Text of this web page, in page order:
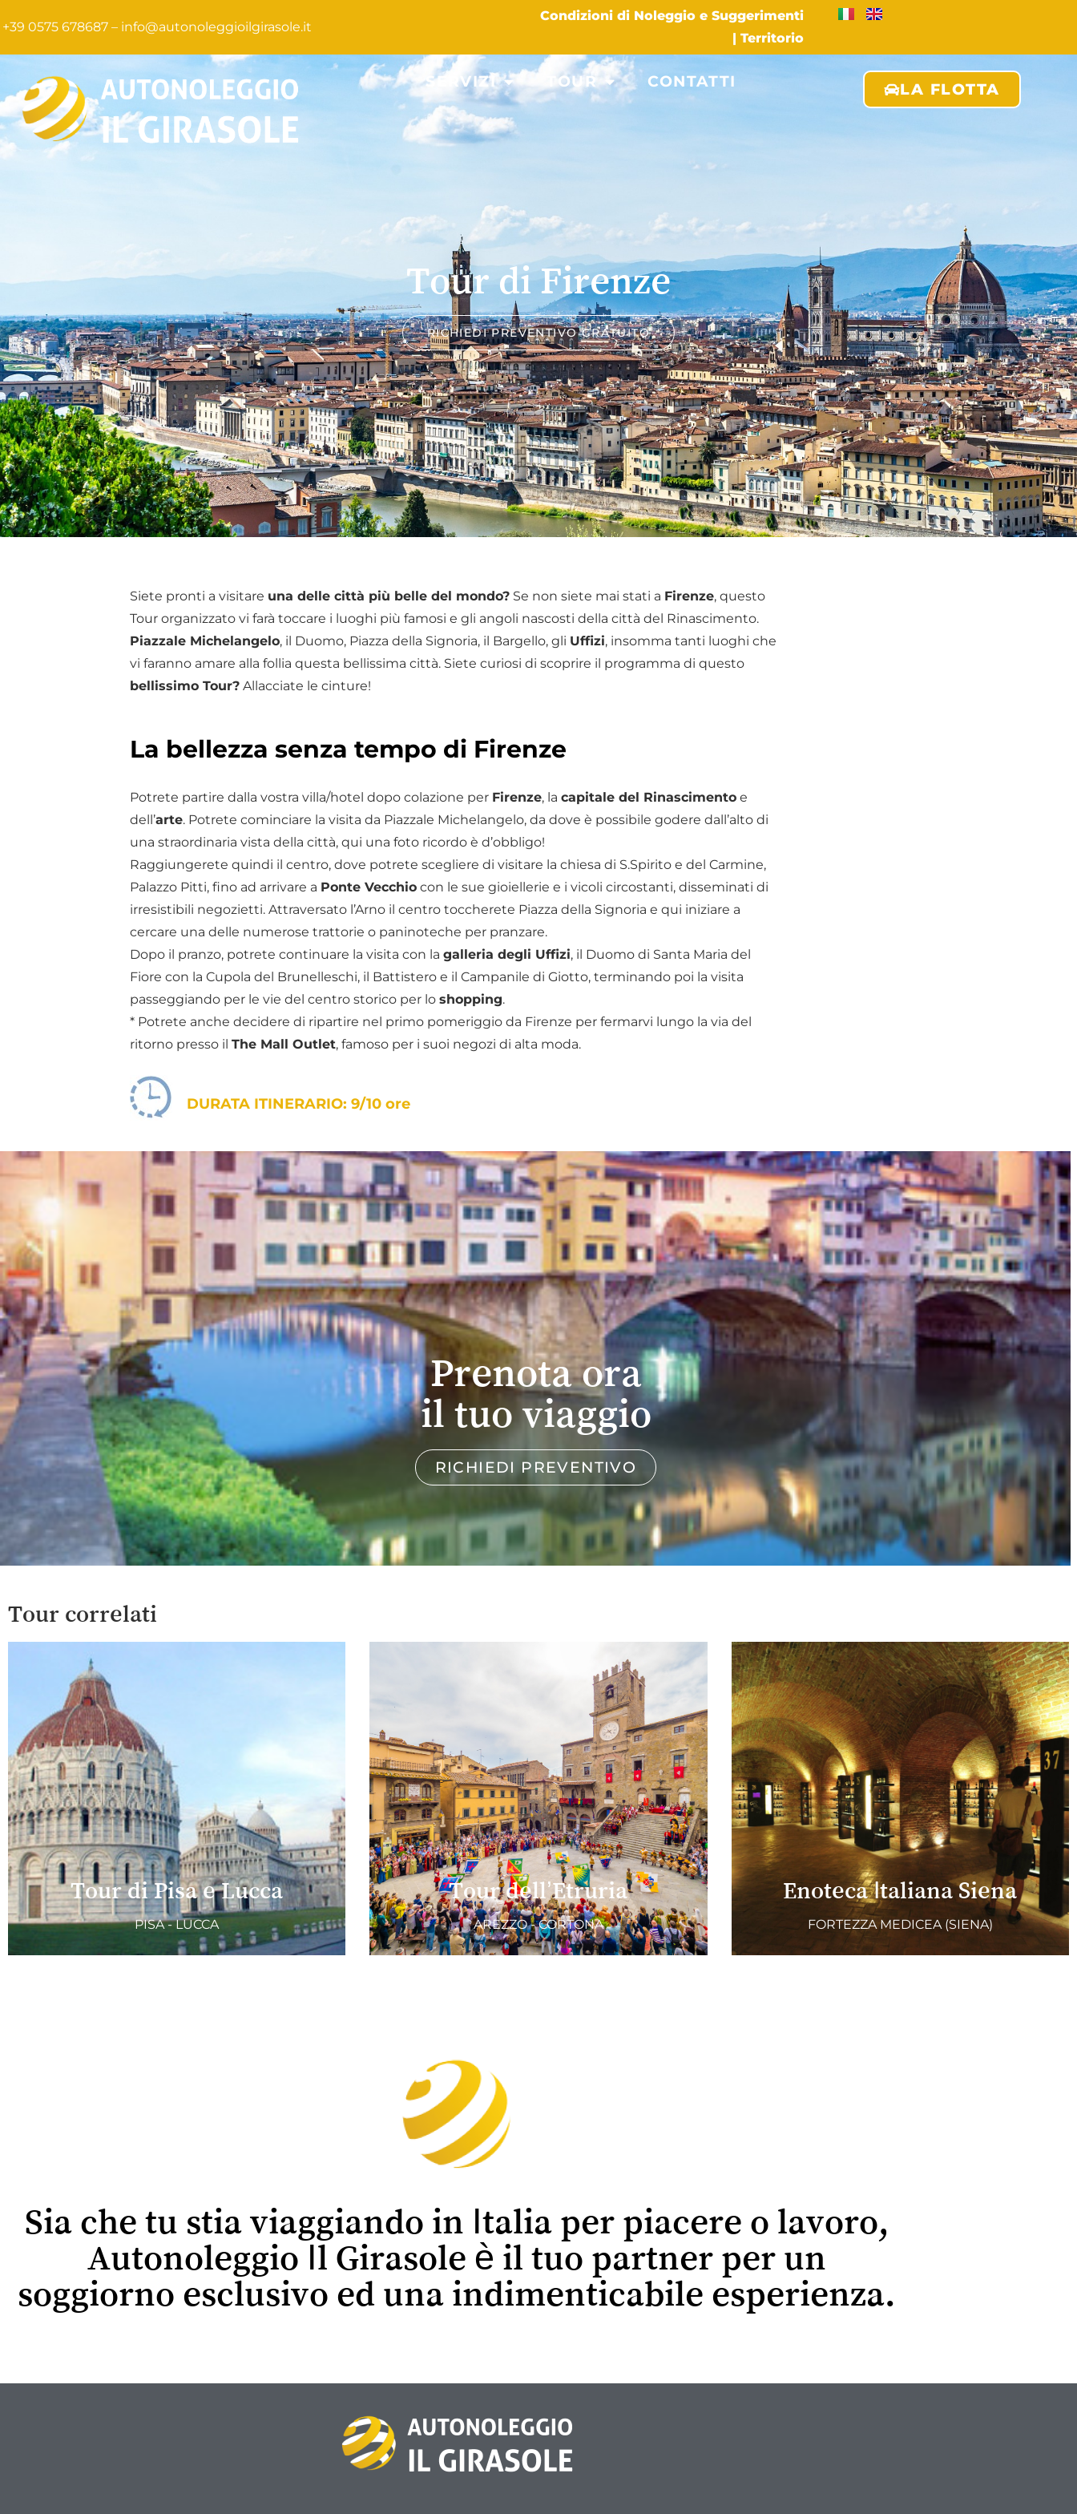
+39 0575 678687 – info@autonoleggioilgirasole.it
Condizioni di Noleggio e Suggerimenti
| Territorio
SERVIZI TOUR CONTATTI LA FLOTTA
Tour di Firenze
RICHIEDI PREVENTIVO GRATUITO
Siete pronti a visitare una delle città più belle del mondo? Se non siete mai stati a Firenze, questo
Tour organizzato vi farà toccare i luoghi più famosi e gli angoli nascosti della città del Rinascimento.
Piazzale Michelangelo, il Duomo, Piazza della Signoria, il Bargello, gli Uffizi, insomma tanti luoghi che
vi faranno amare alla follia questa bellissima città. Siete curiosi di scoprire il programma di questo
bellissimo Tour? Allacciate le cinture!
La bellezza senza tempo di Firenze
Potrete partire dalla vostra villa/hotel dopo colazione per Firenze, lacapitale del Rinascimento e
dell’arte. Potrete cominciare la visita da Piazzale Michelangelo, da dove è possibile godere dall’alto di
una straordinaria vista della città, qui una foto ricordo è d’obbligo!
Raggiungerete quindi il centro, dove potrete scegliere di visitare la chiesa di S.Spirito e del Carmine,
Palazzo Pitti, fino ad arrivare a Ponte Vecchio con le sue gioiellerie e i vicoli circostanti, disseminati di
irresistibili negozietti. Attraversato l’Arno il centro toccherete Piazza della Signoria e qui iniziare a
cercare una delle numerose trattorie o paninoteche per pranzare.
Dopo il pranzo, potrete continuare la visita con lagalleria degli Uffizi, il Duomo di Santa Maria del
Fiore con la Cupola del Brunelleschi, il Battistero e il Campanile di Giotto, terminando poi la visita
passeggiando per le vie del centro storico per loshopping.
* Potrete anche decidere di ripartire nel primo pomeriggio da Firenze per fermarvi lungo la via del
ritorno presso ilThe Mall Outlet, famoso per i suoi negozi di alta moda.
DURATA ITINERARIO: 9/10 ore
Prenota ora
il tuo viaggio
RICHIEDI PREVENTIVO
Tour correlati
Tour di Pisa e Lucca
PISA - LUCCA
Tour dell’Etruria
AREZZO - CORTONA
Enoteca Italiana Siena
FORTEZZA MEDICEA (SIENA)
Sia che tu stia viaggiando in Italia per piacere o lavoro,
Autonoleggio Il Girasole è il tuo partner per un
soggiorno esclusivo ed una indimenticabile esperienza.